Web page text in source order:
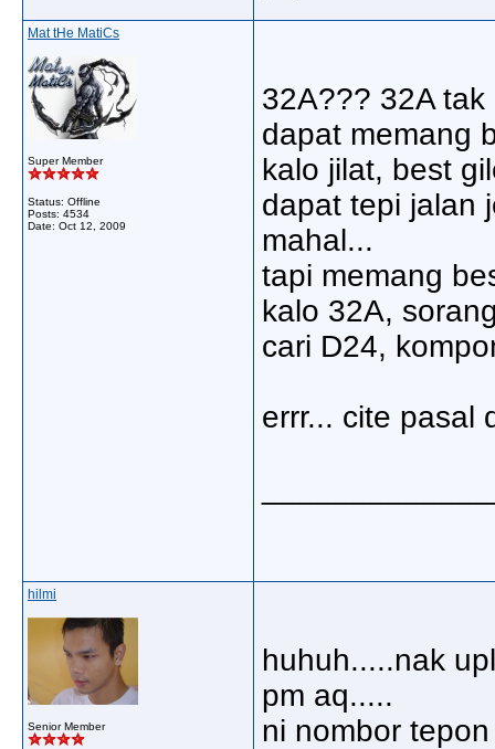
Mat tHe MatiCs
Super Member
Status: Offline
Posts: 4534
Date: Oct 12, 2009
32A??? 32A
dapat memang
kalo jilat, best
dapat tepi jalan
mahal...
tapi memang
kalo 32A,
cari D24,
errr... cite pasal
hilmi
Senior Member
huhuh.....nak
pm aq.....
ni nombor